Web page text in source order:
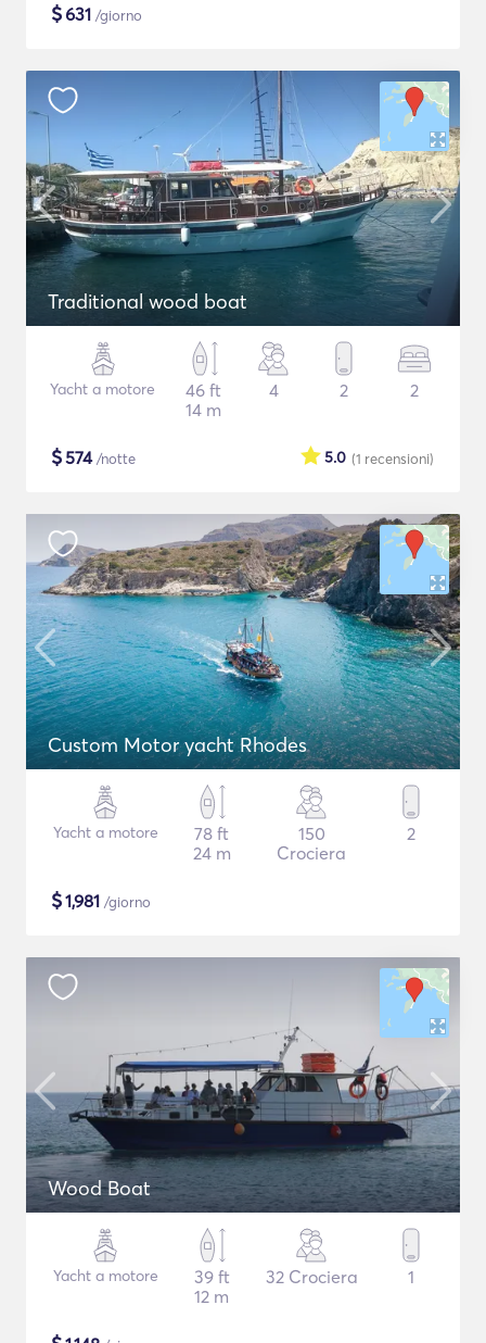
$631 /giorno
Traditional wood boat
Yacht a motore
46 ft
14 m
4 2 2
$574/notte (1 recensioni)
5.0
Custom Motor yacht Rhodes
Yacht a motore
78 ft
24 m
150
Crociera
2
$1,981 /giorno
Wood Boat
Yacht a motore
39 ft
12 m
32 Crociera 1